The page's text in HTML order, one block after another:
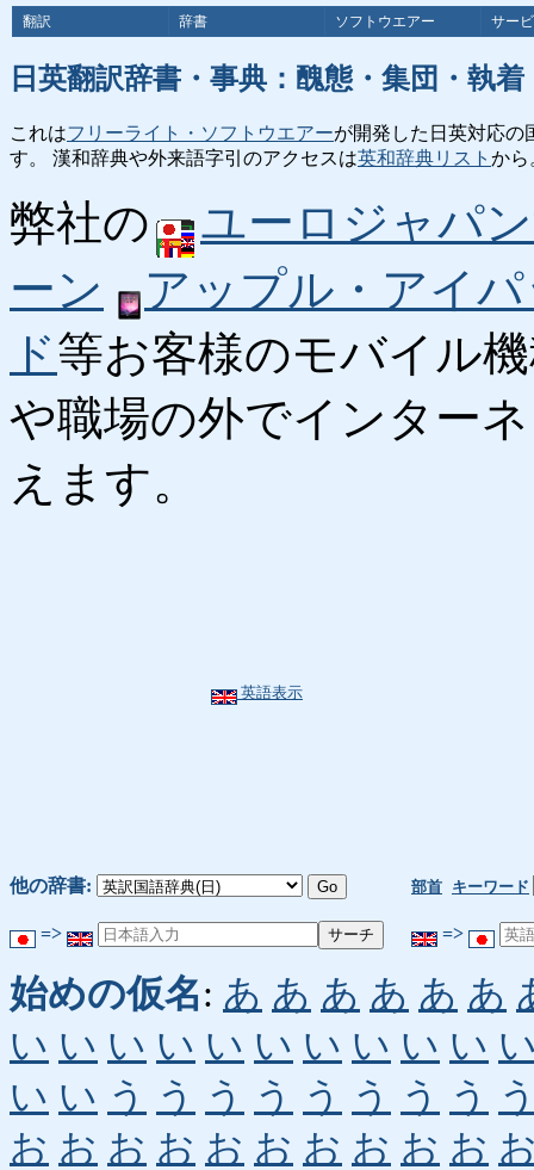
翻訳 辞書 ソフトウエアー サー
日英翻訳辞書・事典：醜態・集団・執
これはフリーライト・ソフトウエアーが開発した日英対応の
す。 漢和辞典や外来語字引のアクセスは英和辞典リスト から
弊社の
ユーロジャパ
ーン
アップル・アイ
ド等お客様のモバイル
や職場の外でインター
えます。
英語表示
他の辞書: 部首 キーワード
=> =>
始めの仮名: あ あ あ あ あ あ
い い い い い い い い い い
い い う う う う う う う う
お お お お お お お お お お